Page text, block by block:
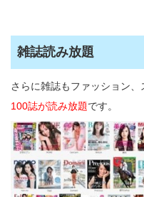
雑誌読み放題
さらに雑誌もファッション
100誌が読み放題です。